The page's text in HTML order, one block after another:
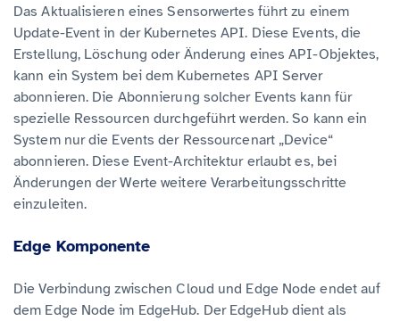
Das Aktualisieren eines Sensorwertes führt zu einem
Update-Event in der Kubernetes API. Diese Events, die
Erstellung, Löschung oder Änderung eines API-Objektes,
kann ein System bei dem Kubernetes API Server
abonnieren. Die Abonnierung solcher Events kann für
spezielle Ressourcen durchgeführt werden. So kann ein
System nur die Events der Ressourcenart „Device“
abonnieren. Diese Event-Architektur erlaubt es, bei
Änderungen der Werte weitere Verarbeitungsschritte
einzuleiten.
Edge Komponente
Die Verbindung zwischen Cloud und Edge Node endet auf
dem Edge Node im EdgeHub. Der EdgeHub dient als